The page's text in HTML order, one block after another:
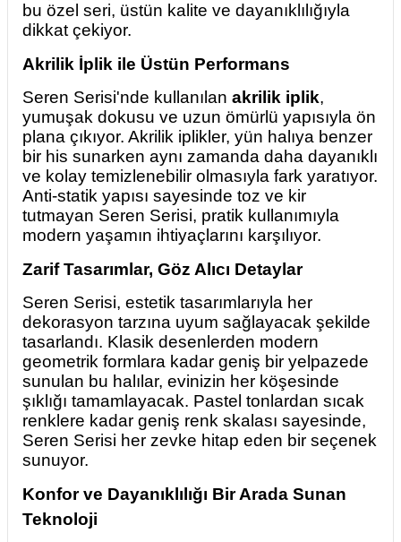
bu özel seri, üstün kalite ve dayanıklılığıyla
dikkat çekiyor.
Akrilik İplik ile Üstün Performans
Seren Serisi'nde kullanılan akrilik iplik,
yumuşak dokusu ve uzun ömürlü yapısıyla ön
plana çıkıyor. Akrilik iplikler, yün halıya benzer
bir his sunarken aynı zamanda daha dayanıklı
ve kolay temizlenebilir olmasıyla fark yaratıyor.
Anti-statik yapısı sayesinde toz ve kir
tutmayan Seren Serisi, pratik kullanımıyla
modern yaşamın ihtiyaçlarını karşılıyor.
Zarif Tasarımlar, Göz Alıcı Detaylar
Seren Serisi, estetik tasarımlarıyla her
dekorasyon tarzına uyum sağlayacak şekilde
tasarlandı. Klasik desenlerden modern
geometrik formlara kadar geniş bir yelpazede
sunulan bu halılar, evinizin her köşesinde
şıklığı tamamlayacak. Pastel tonlardan sıcak
renklere kadar geniş renk skalası sayesinde,
Seren Serisi her zevke hitap eden bir seçenek
sunuyor.
Konfor ve Dayanıklılığı Bir Arada Sunan
Teknoloji